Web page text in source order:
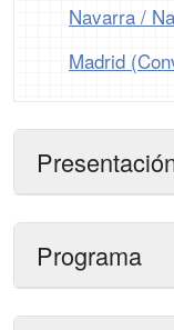
Navarra /
Madrid
Programa